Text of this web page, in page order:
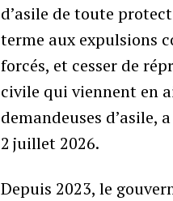
d’asile de toute
terme aux expulsions
forcés, et cesser de
civile qui viennent en
demandeuses
2 juillet 2026.
Depuis 2023, le